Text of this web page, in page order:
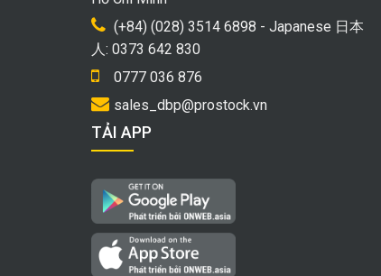
(+84) (028) 3514 6898 - Japanese 日本
人: 0373 642 830
0777 036 876
sales_dbp@prostock.vn
TẢI APP